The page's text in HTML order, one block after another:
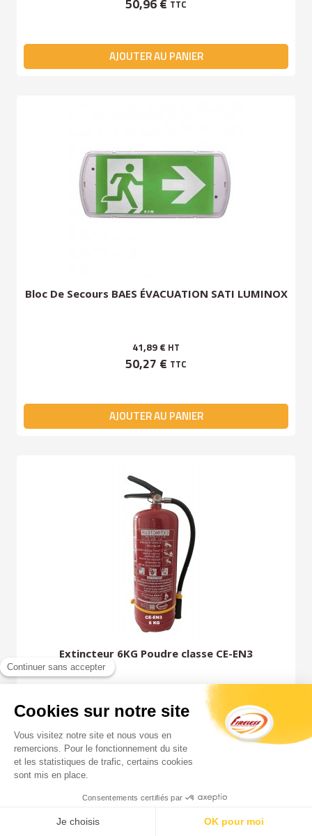
50,96 € TTC
AJOUTER AU PANIER
Bloc De Secours BAES ÉVACUATION SATI LUMINOX
41,89 € HT
50,27 € TTC
AJOUTER AU PANIER
Extincteur 6KG Poudre classe CE-EN3
41,19 €HT